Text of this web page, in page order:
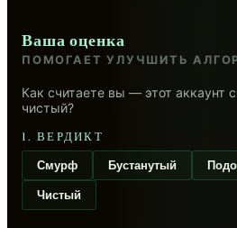
Ваша оценка
ПОМОГАЕТ УЛУЧШИТЬ
Как считаете вы — этот аккаунт
чистый?
1. ВЕРДИКТ
Смурф Бустанутый
Чистый